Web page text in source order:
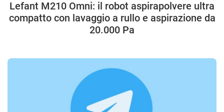
Lefant M210 Omni: il robot aspirapolvere ultra
compatto con lavaggio a rullo e aspirazione da
20.000 Pa